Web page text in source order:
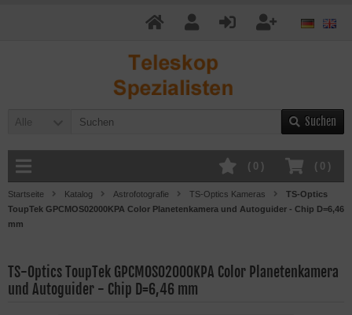
Alle Suchen
( 0 )
( 0 )
Startseite Katalog Astrofotografie TS-Optics Kameras
TS-Optics
ToupTek GPCMOS02000KPA Color Planetenkamera und Autoguider - Chip D=6,46
mm
TS-Optics ToupTek GPCMOS02000KPA Color Planetenkamera
und Autoguider - Chip D=6,46 mm